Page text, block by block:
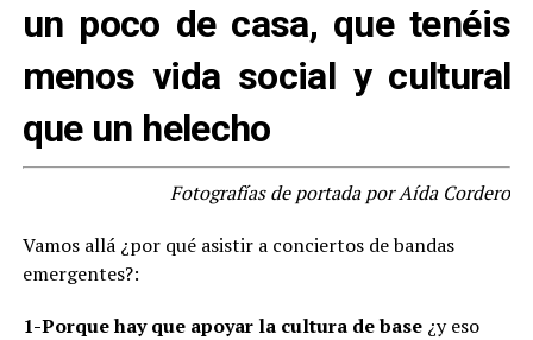
un poco de casa, que tenéis
menos vida social y cultural
que un helecho
.Fotografías de portada por Aída Cordero
Vamos allá ¿por qué asistir a conciertos de bandas
emergentes?:
1-Porque hay que apoyar la cultura de base¿y eso